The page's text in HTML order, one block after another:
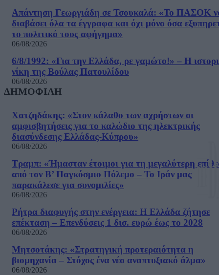
Απάντηση Γεωργιάδη σε Τσουκαλά: «Το ΠΑΣΟΚ
διαβάσει όλα τα έγγραφα και όχι μόνο όσα
το πολιτικό τους αφήγημα»
06/08/2026
6/8/1992: «Για την Ελλάδα, ρε γαμώτο!» – Η
νίκη της Βούλας Πατουλίδου
06/08/2026
ΔΗΜΟΦΙΛΗ
Χατζηδάκης: «Στον κάλαθο των αχρήστων οι
αμφισβητήσεις για το καλώδιο της ηλεκτρικής
διασύνδεσης Ελλάδας-Κύπρου»
06/08/2026
Τραμπ: «Ήμασταν έτοιμοι για τη μεγαλύτερη
από τον Β’ Παγκόσμιο Πόλεμο – Το Ιράν μας
παρακάλεσε για συνομιλίες»
06/08/2026
Ρήτρα διαφυγής στην ενέργεια: Η Ελλάδα ζήτησε
επέκταση – Επενδύσεις 1 δισ. ευρώ έως το 2028
06/08/2026
Μητσοτάκης: «Στρατηγική προτεραιότητα η
βιομηχανία – Στόχος ένα νέο αναπτυξιακό άλμα»
06/08/2026